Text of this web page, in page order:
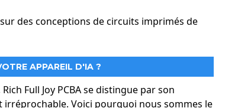
des conceptions de circuits imprimés de
APPAREIL D'IA ?
Full Joy PCBA se distingue par son
irréprochable. Voici pourquoi nous sommes le